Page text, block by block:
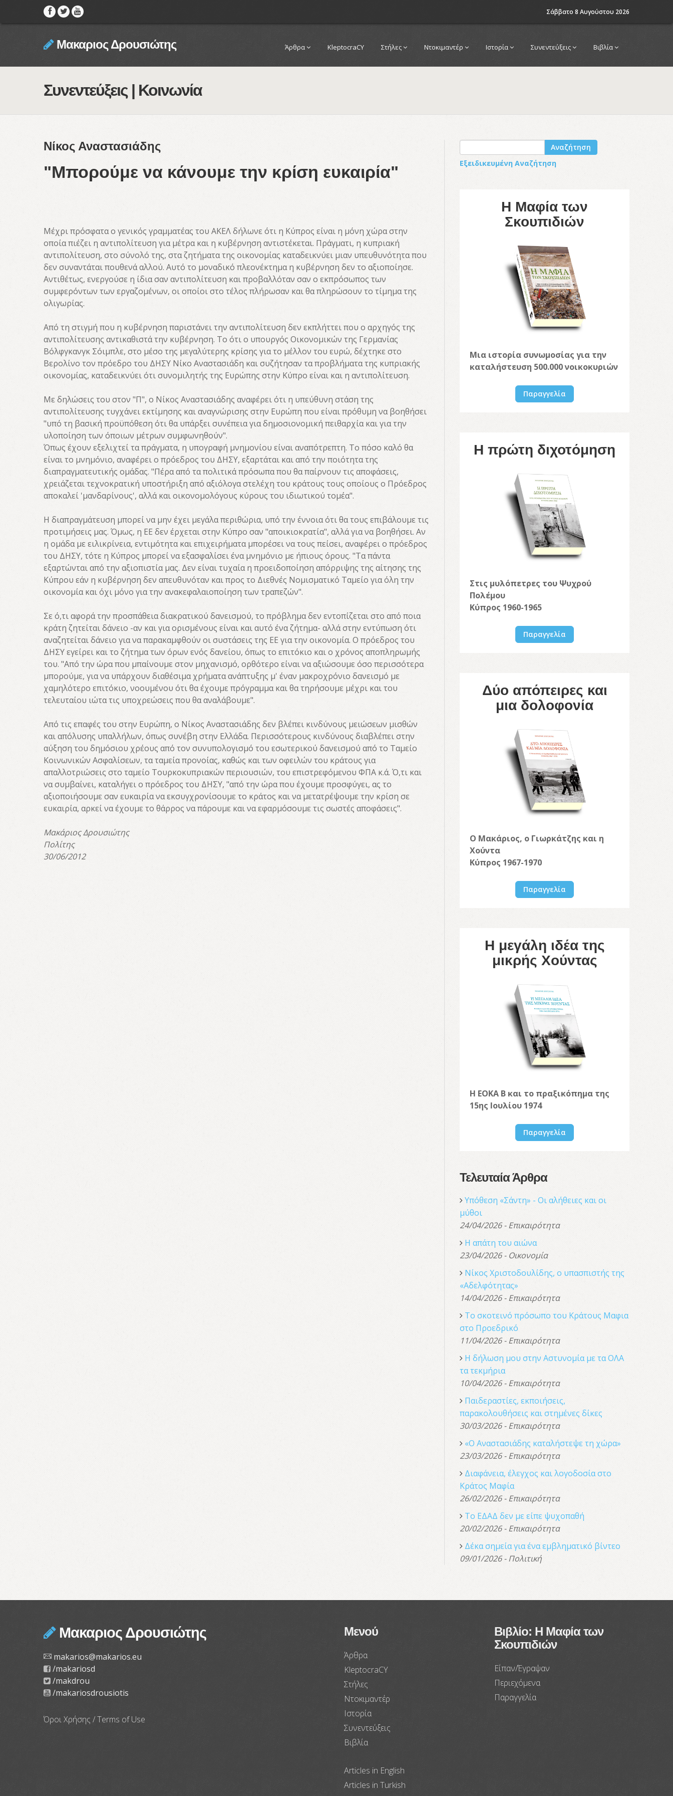
Σάββατο 8 Αυγούστου 2026
Μακαριος Δρουσιώτης Άρθρα KleptocraCY Στήλες Ντοκιμαντέρ Ιστορία Συνεντεύξεις Βιβλία
Συνεντεύξεις | Κοινωνία
Νίκος Αναστασιάδης
"Μπορούμε να κάνουμε την κρίση ευκαιρία"
Μέχρι πρόσφατα ο γενικός γραμματέας του ΑΚΕΛ δήλωνε ότι η Κύπρος είναι η μόνη χώρα στην
οποία πιέζει η αντιπολίτευση για μέτρα και η κυβέρνηση αντιστέκεται. Πράγματι, η κυπριακή
αντιπολίτευση, στο σύνολό της, στα ζητήματα της οικονομίας καταδεικνύει μιαν υπευθυνότητα που
δεν συναντάται πουθενά αλλού. Αυτό το μοναδικό πλεονέκτημα η κυβέρνηση δεν το αξιοποίησε.
Αντιθέτως, ενεργούσε η ίδια σαν αντιπολίτευση και προβαλλόταν σαν ο εκπρόσωπος των
συμφερόντων των εργαζομένων, οι οποίοι στο τέλος πλήρωσαν και θα πληρώσουν το τίμημα της
ολιγωρίας.
Από τη στιγμή που η κυβέρνηση παριστάνει την αντιπολίτευση δεν εκπλήττει που ο αρχηγός της
αντιπολίτευσης αντικαθιστά την κυβέρνηση. Το ότι ο υπουργός Οικονομικών της Γερμανίας
Βόλφγκανγκ Σόιμπλε, στο μέσο της μεγαλύτερης κρίσης για το μέλλον του ευρώ, δέχτηκε στο
Βερολίνο τον πρόεδρο του ΔΗΣΥ Νίκο Αναστασιάδη και συζήτησαν τα προβλήματα της κυπριακής
οικονομίας, καταδεικνύει ότι συνομιλητής της Ευρώπης στην Κύπρο είναι και η αντιπολίτευση.
Με δηλώσεις του στον "Π", ο Νίκος Αναστασιάδης αναφέρει ότι η υπεύθυνη στάση της
αντιπολίτευσης τυγχάνει εκτίμησης και αναγνώρισης στην Ευρώπη που είναι πρόθυμη να βοηθήσει
"υπό τη βασική προϋπόθεση ότι θα υπάρξει συνέπεια για δημοσιονομική πειθαρχία και για την
υλοποίηση των όποιων μέτρων συμφωνηθούν".
Όπως έχουν εξελιχτεί τα πράγματα, η υπογραφή μνημονίου είναι αναπότρεπτη. Το πόσο καλό θα
είναι το μνημόνιο, αναφέρει ο πρόεδρος του ΔΗΣΥ, εξαρτάται και από την ποιότητα της
διαπραγματευτικής ομάδας. "Πέρα από τα πολιτικά πρόσωπα που θα παίρνουν τις αποφάσεις,
χρειάζεται τεχνοκρατική υποστήριξη από αξιόλογα στελέχη του κράτους τους οποίους ο Πρόεδρος
αποκαλεί 'μανδαρίνους', αλλά και οικονομολόγους κύρους του ιδιωτικού τομέα".
Η διαπραγμάτευση μπορεί να μην έχει μεγάλα περιθώρια, υπό την έννοια ότι θα τους επιβάλουμε τις
προτιμήσεις μας. Όμως, η ΕΕ δεν έρχεται στην Κύπρο σαν "αποικιοκρατία", αλλά για να βοηθήσει. Αν
η ομάδα με ειλικρίνεια, εντιμότητα και επιχειρήματα μπορέσει να τους πείσει, αναφέρει ο πρόεδρος
του ΔΗΣΥ, τότε η Κύπρος μπορεί να εξασφαλίσει ένα μνημόνιο με ήπιους όρους. "Τα πάντα
εξαρτώνται από την αξιοπιστία μας. Δεν είναι τυχαία η προειδοποίηση απόρριψης της αίτησης της
Κύπρου εάν η κυβέρνηση δεν απευθυνόταν και προς το Διεθνές Νομισματικό Ταμείο για όλη την
οικονομία και όχι μόνο για την ανακεφαλαιοποίηση των τραπεζών".
Σε ό,τι αφορά την προσπάθεια διακρατικού δανεισμού, το πρόβλημα δεν εντοπίζεται στο από ποια
κράτη ζητείται δάνειο -αν και για ορισμένους είναι και αυτό ένα ζήτημα- αλλά στην εντύπωση ότι
αναζητείται δάνειο για να παρακαμφθούν οι συστάσεις της ΕΕ για την οικονομία. Ο πρόεδρος του
ΔΗΣΥ εγείρει και το ζήτημα των όρων ενός δανείου, όπως το επιτόκιο και ο χρόνος αποπληρωμής
του. "Από την ώρα που μπαίνουμε στον μηχανισμό, ορθότερο είναι να αξιώσουμε όσο περισσότερα
μπορούμε, για να υπάρχουν διαθέσιμα χρήματα ανάπτυξης μ' έναν μακροχρόνιο δανεισμό με
χαμηλότερο επιτόκιο, νοουμένου ότι θα έχουμε πρόγραμμα και θα τηρήσουμε μέχρι και του
τελευταίου ιώτα τις υποχρεώσεις που θα αναλάβουμε".
Από τις επαφές του στην Ευρώπη, ο Νίκος Αναστασιάδης δεν βλέπει κινδύνους μειώσεων μισθών
και απόλυσης υπαλλήλων, όπως συνέβη στην Ελλάδα. Περισσότερους κινδύνους διαβλέπει στην
αύξηση του δημόσιου χρέους από τον συνυπολογισμό του εσωτερικού δανεισμού από το Ταμείο
Κοινωνικών Ασφαλίσεων, τα ταμεία προνοίας, καθώς και των οφειλών του κράτους για
απαλλοτριώσεις στο ταμείο Τουρκοκυπριακών περιουσιών, του επιστρεφόμενου ΦΠΑ κ.ά. Ό,τι και
να συμβαίνει, καταλήγει ο πρόεδρος του ΔΗΣΥ, "από την ώρα που έχουμε προσφύγει, ας το
αξιοποιήσουμε σαν ευκαιρία να εκσυγχρονίσουμε το κράτος και να μετατρέψουμε την κρίση σε
ευκαιρία, αρκεί να έχουμε το θάρρος να πάρουμε και να εφαρμόσουμε τις σωστές αποφάσεις".
Μακάριος Δρουσιώτης
Πολίτης
30/06/2012
Αναζήτηση
Εξειδικευμένη Αναζήτηση
Η Μαφία των
Σκουπιδιών
Μια ιστορία συνωμοσίας για την
καταλήστευση 500.000 νοικοκυριών
Παραγγελία
Η πρώτη διχοτόμηση
Στις μυλόπετρες του Ψυχρού
Πολέμου
Κύπρος 1960-1965
Παραγγελία
Δύο απόπειρες και
μια δολοφονία
Ο Μακάριος, ο Γιωρκάτζης και η
Χούντα
Κύπρος 1967-1970
Παραγγελία
Η μεγάλη ιδέα της
μικρής Χούντας
Η ΕΟΚΑ Β και το πραξικόπημα της
15ης Ιουλίου 1974
Παραγγελία
Τελευταία Άρθρα
Υπόθεση «Σάντη» - Οι αλήθειες και οι
μύθοι
24/04/2026 - Επικαιρότητα
Η απάτη του αιώνα
23/04/2026 - Οικονομία
Νίκος Χριστοδουλίδης, o υπασπιστής της
«Αδελφότητας»
14/04/2026 - Επικαιρότητα
Το σκοτεινό πρόσωπο του Κράτους Μαφια
στο Προεδρικό
11/04/2026 - Επικαιρότητα
Η δήλωση μου στην Αστυνομία με τα ΟΛΑ
τα τεκμήρια
10/04/2026 - Επικαιρότητα
Παιδεραστίες, εκποιήσεις,
παρακολουθήσεις και στημένες δίκες
30/03/2026 - Επικαιρότητα
«Ο Αναστασιάδης καταλήστεψε τη χώρα»
23/03/2026 - Επικαιρότητα
Διαφάνεια, έλεγχος και λογοδοσία στο
Κράτος Μαφία
26/02/2026 - Επικαιρότητα
Το ΕΔΑΔ δεν με είπε ψυχοπαθή
20/02/2026 - Επικαιρότητα
Δέκα σημεία για ένα εμβληματικό βίντεο
09/01/2026 - Πολιτική
Μακαριος Δρουσιώτης
makarios@makarios.eu
/makariosd
/makdrou
/makariosdrousiotis
Όροι Χρήσης / Terms of Use
Μενού
Άρθρα
KleptocraCY
Στήλες
Ντοκιμαντέρ
Ιστορία
Συνεντεύξεις
Βιβλία
Articles in English
Articles in Turkish
Βιβλίο: Η Μαφία των
Σκουπιδιών
Είπαν/Έγραψαν
Περιεχόμενα
Παραγγελία